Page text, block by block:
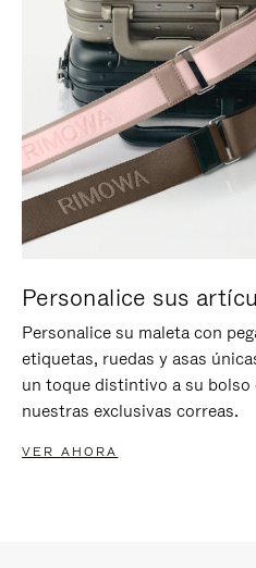
Personalice sus
Personalice su maleta con
etiquetas, ruedas y asas
un toque distintivo a su bolso
nuestras exclusivas correas.
VER AHORA